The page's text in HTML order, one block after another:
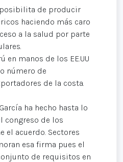
de producir
haciendo más caro
a la salud por parte
en manos de los EE.UU
número de
de la costa.
ha hecho hasta lo
congreso de los
el acuerdo. Sectores
esa firma pues el
de requisitos en